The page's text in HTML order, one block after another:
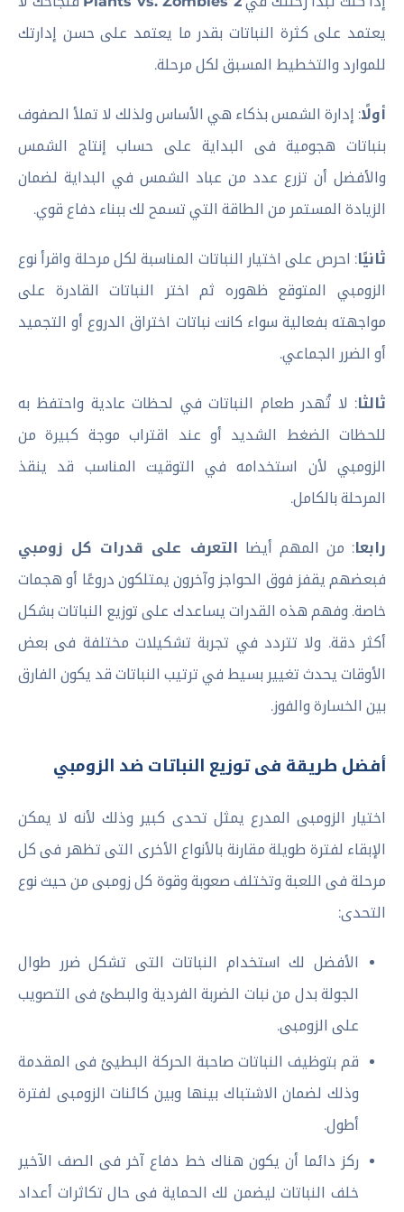
يعتمد على كثرة النباتات بقدر ما يعتمد على حسن إدارتك
للموارد والتخطيط المسبق لكل مرحلة.
أولًا: إدارة الشمس بذكاء هي الأساس ولذلك لا تملأ الصفوف
بنباتات هجومية فى البداية على حساب إنتاج الشمس
والأفضل أن تزرع عدد من عباد الشمس في البداية لضمان
الزيادة المستمر من الطاقة التي تسمح لك ببناء دفاع قوي.
ثانيًا: احرص على اختيار النباتات المناسبة لكل مرحلة واقرأ نوع
الزومبي المتوقع ظهوره ثم اختر النباتات القادرة على
مواجهته بفعالية سواء كانت نباتات اختراق الدروع أو التجميد
أو الضرر الجماعي.
ثالثا: لا تُهدر طعام النباتات في لحظات عادية واحتفظ به
للحظات الضغط الشديد أو عند اقتراب موجة كبيرة من
الزومبي لأن استخدامه في التوقيت المناسب قد ينقذ
المرحلة بالكامل.
رابعا: من المهم أيضا التعرف على قدرات كل زومبي
فبعضهم يقفز فوق الحواجز وآخرون يمتلكون دروعًا أو هجمات
خاصة. وفهم هذه القدرات يساعدك على توزيع النباتات بشكل
أكثر دقة. ولا تتردد في تجربة تشكيلات مختلفة فى بعض
الأوقات يحدث تغيير بسيط في ترتيب النباتات قد يكون الفارق
بين الخسارة والفوز.
أفضل طريقة فى توزيع النباتات ضد الزومبي
اختيار الزومبى المدرع يمثل تحدى كبير وذلك لأنه لا يمكن
الإبقاء لفترة طويلة مقارنة بالأنواع الأخرى التى تظهر فى كل
مرحلة فى اللعبة وتختلف صعوبة وقوة كل زومبى من حيث نوع
التحدى:
الأفضل لك استخدام النباتات التى تشكل ضرر طوال
الجولة بدل من نبات الضربة الفردية والبطئ فى التصويب
على الزومبى.
قم بتوظيف النباتات صاحبة الحركة البطيئ فى المقدمة
وذلك لضمان الاشتباك بينها وبين كائنات الزومبى لفترة
أطول.
ركز دائما أن يكون هناك خط دفاع آخر فى الصف الآخير
خلف النباتات ليضمن لك الحماية فى حال تكاثرات أعداد